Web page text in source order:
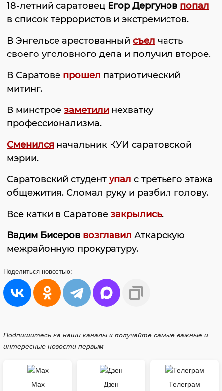
18-летний саратовец Егор Дергунов попал
в список террористов и экстремистов.
В Энгельсе арестованный съел часть
своего уголовного дела и получил второе.
В Саратове прошел патриотический
митинг.
В минстрое заметили нехватку
профессионализма.
Сменился начальник КУИ саратовской
мэрии.
Саратовский студент упал с третьего этажа
общежития. Сломал руку и разбил голову.
Все катки в Саратове закрылись.
Вадим Бисеров возглавил Аткарскую
межрайонную прокуратуру.
Поделиться новостью:
Подпишитесь на наши каналы и получайте самые важные и
интересные новости первым
Max Дзен Телеграм